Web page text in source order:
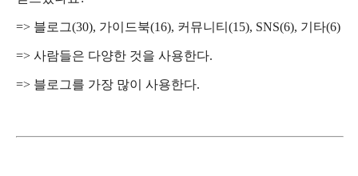
=> 블로그(30), 가이드북(16), 커뮤니티 (15), SNS(6), 기타(6)
=> 사람들은 다양한 것을 사용한다.
=> 블로그를 가장 많이 사용한다.